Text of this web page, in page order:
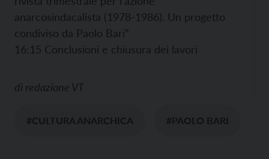
anarcosindacalista (1978-1986). Un progetto
condiviso da Paolo Bari”
16:15 Conclusioni e chiusura dei lavori
di redazione VT
#CULTURA ANARCHICA #PAOLO BARI